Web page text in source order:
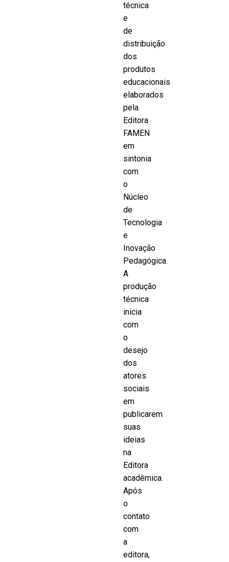
técnica
e
de
distribuição
dos
produtos
educacionais
elaborados
pela
Editora
FAMEN
em
sintonia
com
o
Núcleo
de
Tecnologia
e
Inovação
Pedagógica.
A
produção
técnica
inicia
com
o
desejo
dos
atores
sociais
em
publicarem
suas
ideias
na
Editora
acadêmica.
Após
o
contato
com
a
editora,